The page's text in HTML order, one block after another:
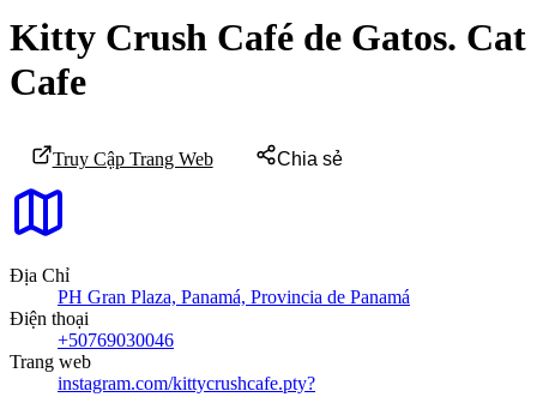
Kitty Crush Café de Gatos. Cat
Cafe
Truy Cập Trang Web Chia sẻ
Địa Chỉ
PH Gran Plaza, Panamá, Provincia de Panamá
Điện thoại
+50769030046
Trang web
instagram.com/kittycrushcafe.pty?